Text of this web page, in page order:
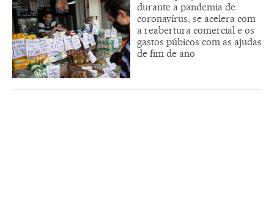
durante a pandemia de
coronavírus, se acelera com
a reabertura comercial e os
gastos púbicos com as ajudas
de fim de ano